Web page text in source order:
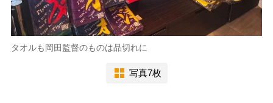
タオルも岡田監督のものは品切れに
写真7枚